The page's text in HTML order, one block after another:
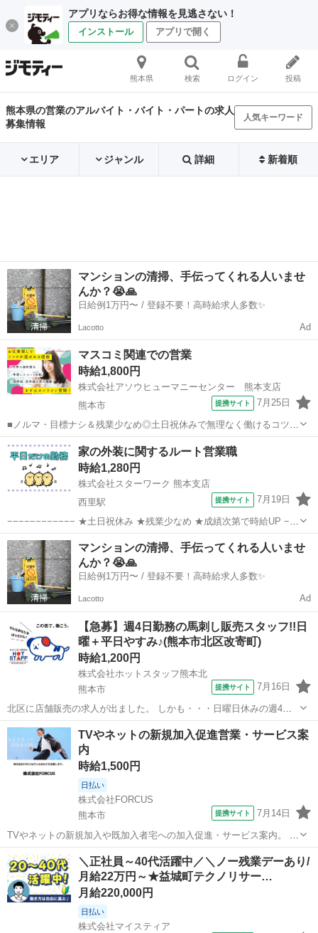
アプリならお得な情報を見逃さない！
インストール アプリで開く
熊本県 検索 ログイン 投稿
熊本県の営業のアルバイト・バイト・パートの求人
募集情報
人気キーワード
エリア ジャンル 詳細 新着順
マンションの清掃、手伝ってくれる人いませ
んか？😭🙏
日給例1万円〜 / 登録不要！高時給求人多数✨
Lacotto Ad
マスコミ関連での営業
時給1,800円
株式会社アソウヒューマニーセンター 熊本支店
熊本市
提携サイト 7月25日
■ノルマ・目標ナシ＆残業少なめ◎土日祝休みで無理なく働けるコツコ
ツ営業■高時給×やりがいアリ◎研修しっかり×同業務多数×お客様の説
得は必要ありません！簡単な説明がメイン■花畑町電停駅チカ×バス停
も近く！お仕事終わりのショッピ...
熊本 熊本市 営業
家の外装に関するルート営業職
時給1,280円
株式会社スターワーク 熊本支店
西里駅
提携サイト 7月19日
−−−−−−−−−−−− ★土日祝休み ★残業少なめ ★成績次第で時給UP −−
−−−−−−−−−− 【社用車でのルート営業】 家の外壁工事の営業をお願
いします。 ※打合せから工事が完成するまでを 担当します。 ◎フ
リ...
熊本 熊本市 営業
マンションの清掃、手伝ってくれる人いませ
んか？😭🙏
日給例1万円〜 / 登録不要！高時給求人多数✨
Lacotto Ad
【急募】週4日勤務の馬刺し販売スタッフ!!日
曜＋平日やすみ♪(熊本市北区改寄町)
時給1,200円
株式会社ホットスタッフ熊本北
熊本市
提携サイト 7月16日
北区に店舗販売の求人が出ました。 しかも・・・日曜日休みの週4日
勤務(^▽^)/ 業務内容 冷凍商品（馬刺し）の店舗販売になります。 レ
ジの対応は一切有りません。 気になられているお客様にお声掛けや 商
品が少なくなれば、...
熊本 熊本市 営業
TVやネットの新規加入促進営業・サービス案
内
時給1,500円
日払い
株式会社FORCUS
熊本市
提携サイト 7月14日
TVやネットの新規加入や既加入者宅への加入促進・サービス案内。 外
回りが中心のため体力に自信がある方や TVやインターネットへの興味
がある方、大歓迎。 未経験でもやる気を尊重します。 派遣社員 ★各
種社会保険完備 ★未...
熊本 熊本市 営業
＼正社員～40代活躍中／＼ノー残業デーあり/
月給22万円～★益城町テクノリサー…
月給220,000円
日払い
株式会社マイスティア